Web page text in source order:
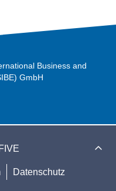
Business and
GmbH
Datenschutz